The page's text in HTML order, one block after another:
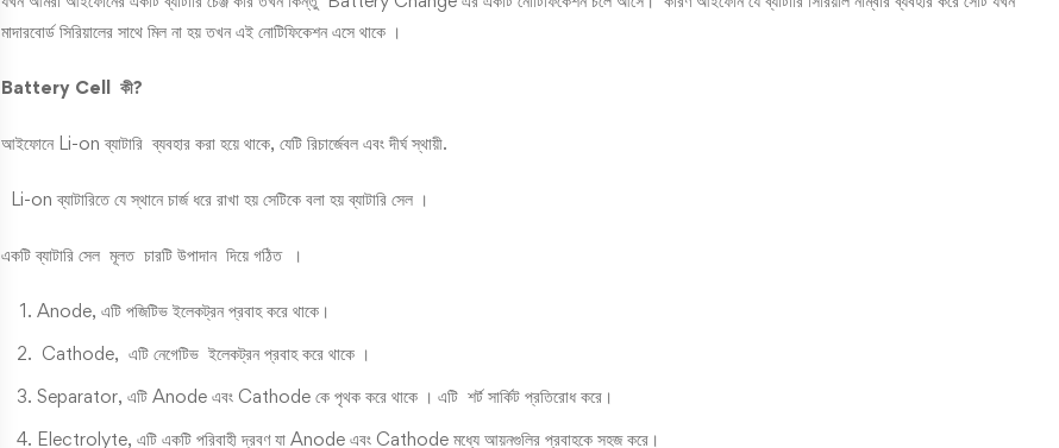
মাদারবোর্ড সিরিয়ালের সাথে মিল না হয় তখন এই নোটিফিকেশন এসে থাকে ।
Battery Cell কী?
আইফোনে Li-on ব্যাটারি ব্যবহার করা হয়ে থাকে, যেটি রিচার্জেবল এবং দীর্ঘ স্থায়ী.
Li-on ব্যাটারিতে যে স্থানে চার্জ ধরে রাখা হয় সেটিকে বলা হয় ব্যাটারি সেল ।
একটি ব্যাটারি সেল মূলত চারটি উপাদান দিয়ে গঠিত ।
Anode, এটি পজিটিভ ইলেকট্রন প্রবাহ করে থাকে।
Cathode, এটি নেগেটিভ ইলেকট্রন প্রবাহ করে থাকে ।
Separator, এটি Anode এবং Cathode কে পৃথক করে থাকে । এটি শর্ট সার্কিট প্রতিরোধ করে।
Electrolyte, এটি একটি পরিবাহী দ্রবণ যা Anode এবং Cathode মধ্যে আয়নগুলির প্রবাহকে সহজ করে।